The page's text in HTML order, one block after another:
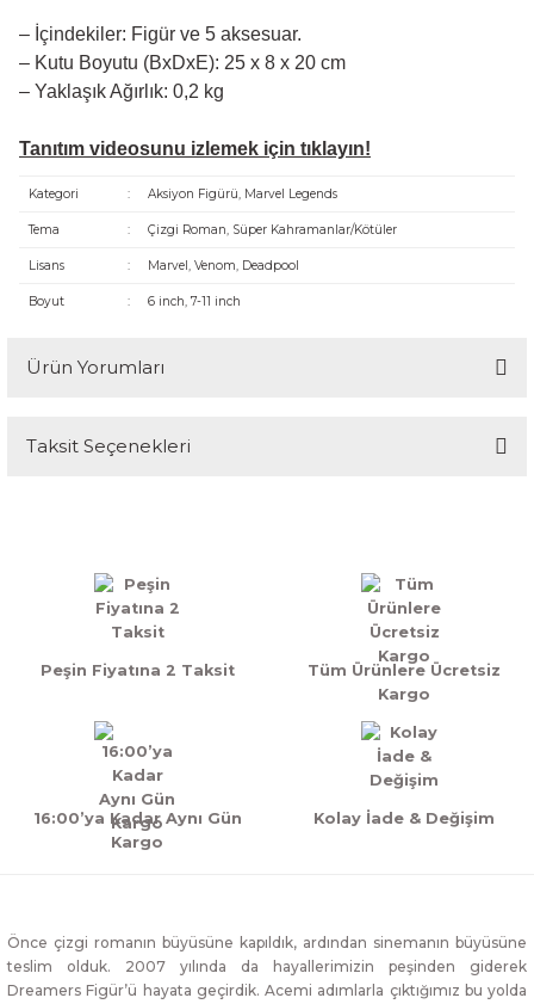
– İçindekiler: Figür ve 5 aksesuar.
– Kutu Boyutu (BxDxE): 25 x 8 x 20 cm
– Yaklaşık Ağırlık: 0,2 kg
Tanıtım videosunu izlemek için tıklayın!
Kategori : Aksiyon Figürü, Marvel Legends
Tema : Çizgi Roman, Süper Kahramanlar/Kötüler
Lisans : Marvel, Venom, Deadpool
Boyut : 6 inch, 7-11 inch
Ürün Yorumları
Bu ürüne ilk yorumu siz yapın!
Taksit Seçenekleri
Peşin Fiyatına 2 Taksit
Tüm Ürünlere Ücretsiz
Kargo
16:00’ya Kadar Aynı Gün
Kargo
Kolay İade & Değişim
Önce çizgi romanın büyüsüne kapıldık, ardından sinemanın büyüsüne
teslim olduk. 2007 yılında da hayallerimizin peşinden giderek
Dreamers Figür’ü hayata geçirdik. Acemi adımlarla çıktığımız bu yolda